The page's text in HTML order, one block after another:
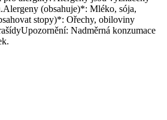
(obsahuje)*: Mléko, sója,
stopy)*: Ořechy, obiloviny
Nadměrná konzumace